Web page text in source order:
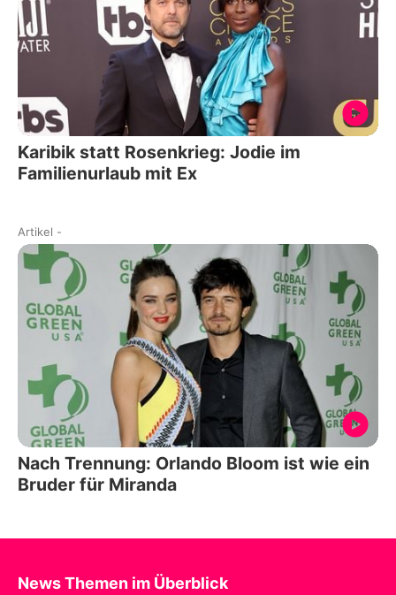
Karibik statt Rosenkrieg: Jodie im
Familienurlaub mit Ex
Artikel -
Nach Trennung: Orlando Bloom ist wie ein
Bruder für Miranda
News Themen im Überblick